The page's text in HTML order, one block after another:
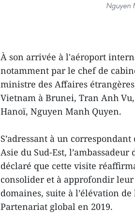
Nguyen
À son arrivée à l'aéroport
notamment par le chef de
ministre des Affaires
Vietnam à Brunei, Tran Anh
Hanoï, Nguyen Manh Quyen.
S’adressant à un
Asie du Sud-Est,
déclaré que cette visite
consolider et à approfondir
domaines, suite à l’élévation
Partenariat global en 2019.